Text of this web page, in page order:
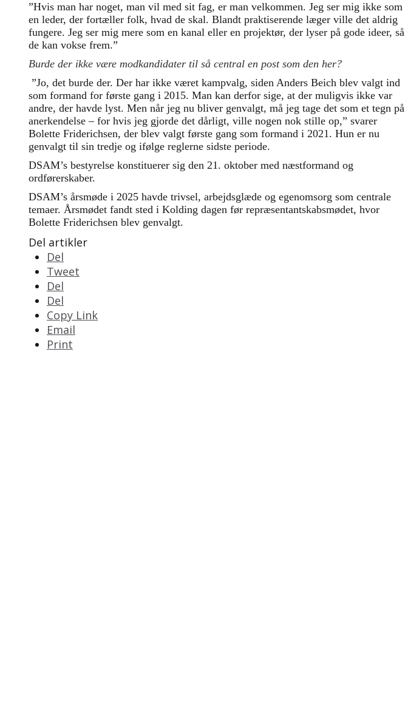
”Hvis man har noget, man vil med sit fag, er man velkommen. Jeg ser mig ikke som
en leder, der fortæller folk, hvad de skal. Blandt praktiserende læger ville det aldrig
fungere. Jeg ser mig mere som en kanal eller en projektør, der lyser på gode ideer, så
de kan vokse frem.”
Burde der ikke være modkandidater til så central en post som den her?
”Jo, det burde der. Der har ikke været kampvalg, siden Anders Beich blev valgt ind
som formand for første gang i 2015. Man kan derfor sige, at der muligvis ikke var
andre, der havde lyst. Men når jeg nu bliver genvalgt, må jeg tage det som et tegn på
anerkendelse – for hvis jeg gjorde det dårligt, ville nogen nok stille op,” svarer
Bolette Friderichsen, der blev valgt første gang som formand i 2021. Hun er nu
genvalgt til sin tredje og ifølge reglerne sidste periode.
DSAM’s bestyrelse konstituerer sig den 21. oktober med næstformand og
ordførerskaber.
DSAM’s årsmøde i 2025 havde trivsel, arbejdsglæde og egenomsorg som centrale
temaer. Årsmødet fandt sted i Kolding dagen før repræsentantskabsmødet, hvor
Bolette Friderichsen blev genvalgt.
Del artikler
Del
Tweet
Del
Del
Copy Link
Email
Print